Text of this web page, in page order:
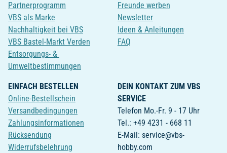
Partnerprogramm
VBS als Marke
Nachhaltigkeit bei VBS
VBS Bastel-Markt Verden
Entsorgungs- &
Umweltbestimmungen
Freunde werben
Newsletter
Ideen & Anleitungen
FAQ
EINFACH BESTELLEN
Online-Bestellschein
Versandbedingungen
Zahlungsinformationen
Rücksendung
Widerrufsbelehrung
DEIN KONTAKT ZUM VBS
SERVICE
Telefon Mo.-Fr. 9 - 17 Uhr
Tel.: +49 4231 - 668 11
E-Mail: service@vbs-
hobby.com